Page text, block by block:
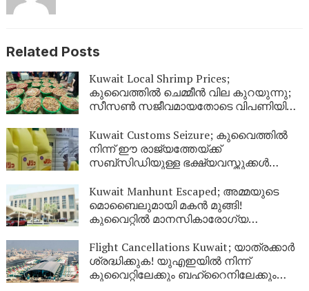
Related Posts
Kuwait Local Shrimp Prices;
കുവൈത്തിൽ ചെമ്മീൻ വില കുറയുന്നു;
സീസൺ സജീവമായതോടെ വിപണിയിൽ
Kuwait Customs Seizure; കുവൈത്തിൽ
നിന്ന് ഈ രാജ്യത്തേയ്ക്ക്
സബ്സിഡിയുള്ള ഭക്ഷ്യവസ്തുക്കൾ
Kuwait Manhunt Escaped; അമ്മയുടെ
മൊബൈലുമായി മകൻ മുങ്ങി!
കുവൈറ്റിൽ മാനസികാരോഗ്യ
യുവാവിനായി പോലീസ് തിരച്ചിൽ
Flight Cancellations Kuwait; യാത്രക്കാർ
ശ്രദ്ധിക്കുക! യുഎഇയിൽ നിന്ന്
കുവൈറ്റിലേക്കും ബഹ്‌റൈനിലേക്കും